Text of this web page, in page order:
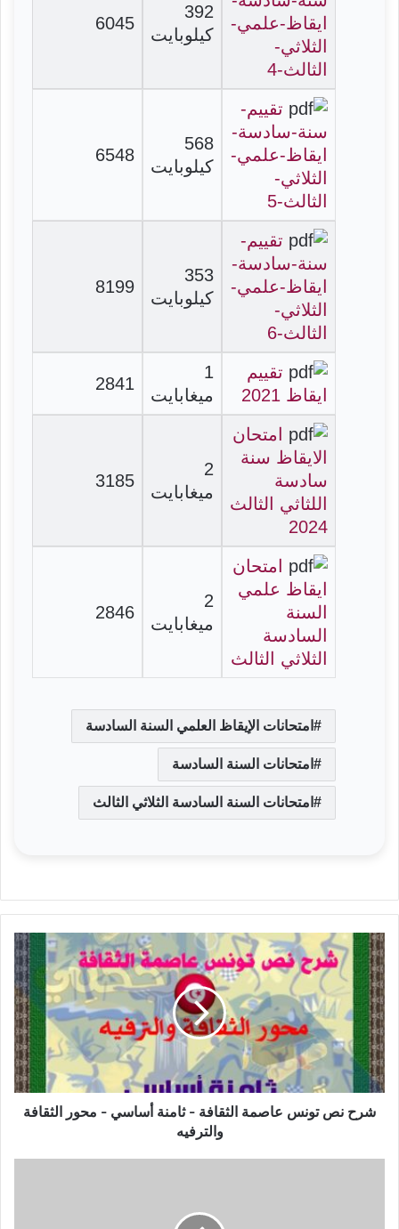
ايقاظ-علمي-
الثلاثي-
الثالث-4
392
كيلوبايت
6045
تقييم-
سنة-سادسة-
ايقاظ-علمي-
الثلاثي-
الثالث-5
568
كيلوبايت
6548
تقييم-
سنة-سادسة-
ايقاظ-علمي-
الثلاثي-
الثالث-6
353
كيلوبايت
8199
تقييم
ايقاظ 2021
1
ميغابايت
2841
امتحان
الايقاظ سنة
سادسة
اللثاثي الثالث
2024
2
ميغابايت
3185
امتحان
ايقاظ علمي
السنة
السادسة
الثلاثي الثالث
2
ميغابايت
2846
امتحانات الإيقاظ العلمي السنة السادسة
امتحانات السنة السادسة
امتحانات السنة السادسة الثلاثي الثالث
شرح
نص
تونس
عاصمة
الثقافة
-
ثامنة
أساسي
-
محور
شرح نص تونس عاصمة الثقافة - ثامنة أساسي - محور الثقافة
والترفيه